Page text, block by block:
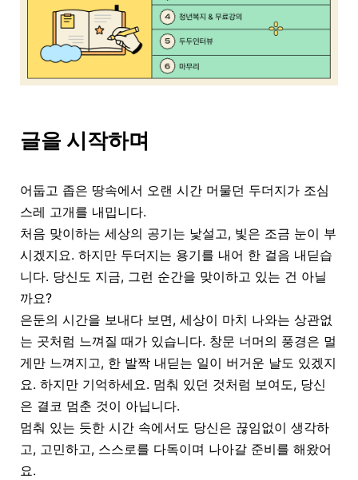
글을 시작하며
어둡고 좁은 땅속에서 오랜 시간 머물던 두더지가 조심
스레 고개를 내밉니다.
처음 맞이하는 세상의 공기는 낯설고, 빛은 조금 눈이 부
시겠지요. 하지만 두더지는 용기를 내어 한 걸음 내딛습
니다. 당신도 지금, 그런 순간을 맞이하고 있는 건 아닐
까요?
은둔의 시간을 보내다 보면, 세상이 마치 나와는 상관없
는 곳처럼 느껴질 때가 있습니다. 창문 너머의 풍경은 멀
게만 느껴지고, 한 발짝 내딛는 일이 버거운 날도 있겠지
요. 하지만 기억하세요. 멈춰 있던 것처럼 보여도, 당신
은 결코 멈춘 것이 아닙니다.
멈춰 있는 듯한 시간 속에서도 당신은 끊임없이 생각하
고, 고민하고, 스스로를 다독이며 나아갈 준비를 해왔어
요.